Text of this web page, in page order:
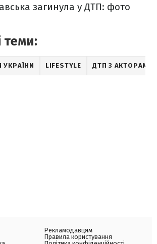
загинула у ДТП: фото
теми:
LIFESTYLE ДТП З АКТОРАМИ
Рекламодавцям
Правила користування